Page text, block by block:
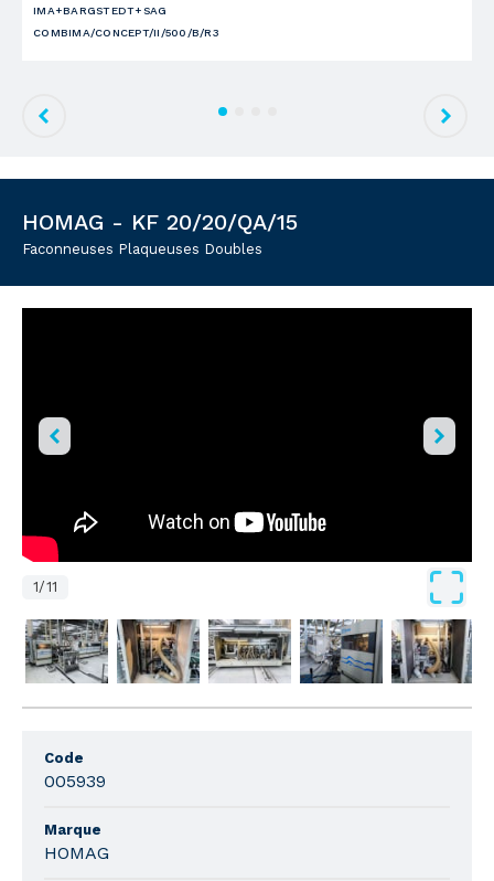
IMA+BARGSTEDT+SAG
COMBIMA/CONCEPT/II/500/B/R3
HOMAG - KF 20/20/QA/15
Faconneuses Plaqueuses Doubles
1/11
Code
005939
Marque
HOMAG